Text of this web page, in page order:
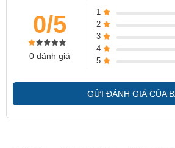
0/5
0 đánh giá
1
2
3
4
5
GỬI ĐÁNH GIÁ CỦA